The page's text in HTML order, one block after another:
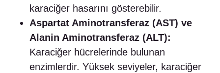
karaciğer hasarını gösterebilir.
Aspartat Aminotransferaz (AST) ve
Alanin Aminotransferaz (ALT):
Karaciğer hücrelerinde bulunan
enzimlerdir. Yüksek seviyeler, karaciğer